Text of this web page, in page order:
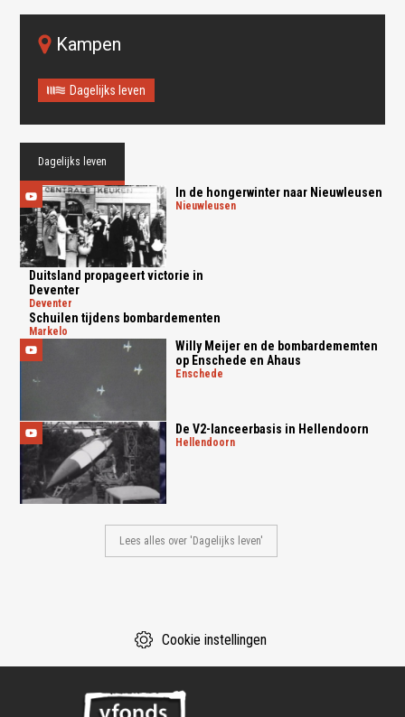
Kampen
Dagelijks leven
Dagelijks leven
In de hongerwinter naar Nieuwleusen
nieuwleusen
Duitsland propageert victorie in
Deventer
deventer
Schuilen tijdens bombardementen
markelo
Willy Meijer en de bombardememten
op Enschede en Ahaus
enschede
De V2-lanceerbasis in Hellendoorn
hellendoorn
Lees alles over 'Dagelijks leven'
Cookie instellingen